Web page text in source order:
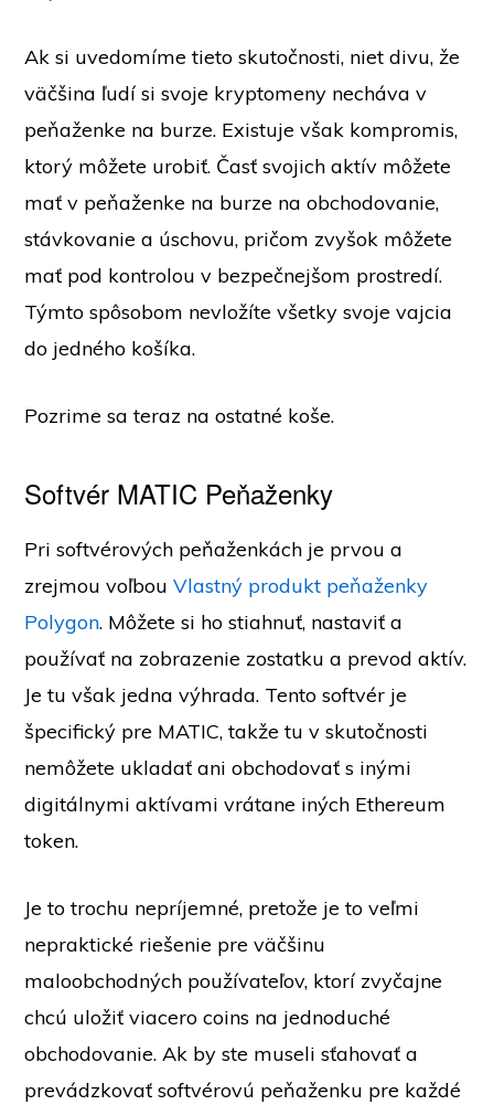
Ak si uvedomíme tieto skutočnosti, niet divu, že
väčšina ľudí si svoje kryptomeny necháva v
peňaženke na burze. Existuje však kompromis,
ktorý môžete urobiť. Časť svojich aktív môžete
mať v peňaženke na burze na obchodovanie,
stávkovanie a úschovu, pričom zvyšok môžete
mať pod kontrolou v bezpečnejšom prostredí.
Týmto spôsobom nevložíte všetky svoje vajcia
do jedného košíka.
Pozrime sa teraz na ostatné koše.
Softvér MATIC Peňaženky
Pri softvérových peňaženkách je prvou a
zrejmou voľbouVlastný produkt peňaženky
Polygon. Môžete si ho stiahnuť, nastaviť a
používať na zobrazenie zostatku a prevod aktív.
Je tu však jedna výhrada. Tento softvér je
špecifický pre MATIC, takže tu v skutočnosti
nemôžete ukladať ani obchodovať s inými
digitálnymi aktívami vrátane iných Ethereum
token.
Je to trochu nepríjemné, pretože je to veľmi
nepraktické riešenie pre väčšinu
maloobchodných používateľov, ktorí zvyčajne
chcú uložiť viacero coins na jednoduché
obchodovanie. Ak by ste museli sťahovať a
prevádzkovať softvérovú peňaženku pre každé